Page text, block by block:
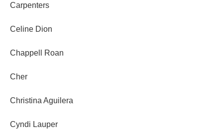
Carpenters
Celine Dion
Chappell Roan
Cher
Christina Aguilera
Cyndi Lauper